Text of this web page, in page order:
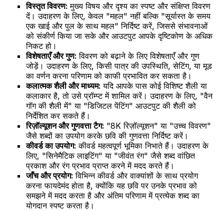
विस्तृत विवरण: मुख्य विषय और दृश्य का स्पष्ट और संक्षिप्त विवरण
दें। उदाहरण के लिए, केवल "महल" नहीं बल्कि "सूर्यास्त के समय
एक खाई और पुल के साथ महल" निर्दिष्ट करें, जिससे संभावनाओं
को संकीर्ण किया जा सके और आउटपुट आपके दृष्टिकोण के अधिक
निकट हो।
विशेषताएँ और गुण: विवरण को बढ़ाने के लिए विशेषताएँ और गुण
जोड़ें। उदाहरण के लिए, किसी पात्र की उपस्थिति, सेटिंग, या मूड
का वर्णन करना परिणाम को काफी प्रभावित कर सकता है।
कलात्मक शैली और माध्यम: यदि आपके पास कोई विशिष्ट शैली या
कलाकार है, तो उसे प्रॉम्प्ट में शामिल करें। उदाहरण के लिए, "वैन
गॉग की शैली में" या "डिजिटल पेंटिंग" आउटपुट की शैली को
निर्देशित कर सकते हैं।
रिज़ॉल्यूशन और गुणवत्ता टैग: "8K रिज़ॉल्यूशन" या "उच्च विवरण"
जैसे शब्दों का उपयोग करके छवि की गुणवत्ता निर्दिष्ट करें।
कीवर्ड का उपयोग: कीवर्ड महत्वपूर्ण भूमिका निभाते हैं। उदाहरण के
लिए, "सिनेमैटिक लाइटिंग" या "जीवंत रंग" जैसे शब्द वांछित
प्रकाश और रंग प्रभाव प्राप्त करने में मदद करते हैं।
जाँच और प्रयोग: विभिन्न कीवर्ड और वाक्यांशों के साथ प्रयोग
करना फायदेमंद होता है, क्योंकि यह छवि पर उनके प्रभाव को
समझने में मदद करता है और अंतिम परिणाम में प्रत्येक शब्द का
योगदान स्पष्ट करता है।